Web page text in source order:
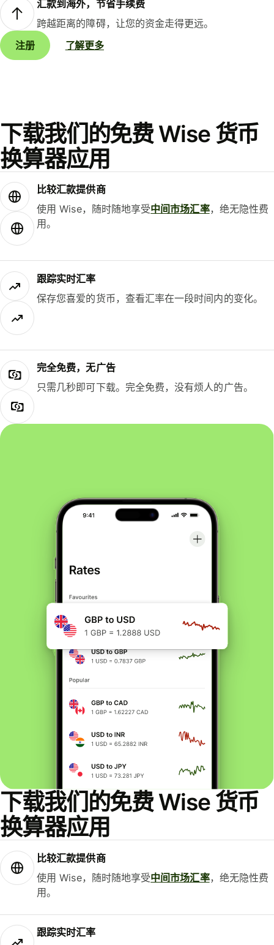
汇款到海外，节省手续费
跨越距离的障碍，让您的资金走得更远。
注册
了解更多
下载我们的免费 Wise 货币
换算器应用
比较汇款提供商
使用 Wise，随时随地享受中间市场汇率，绝无隐性费
用。
跟踪实时汇率
保存您喜爱的货币，查看汇率在一段时间内的变化。
完全免费，无广告
只需几秒即可下载。完全免费，没有烦人的广告。
下载我们的免费 Wise 货币
换算器应用
比较汇款提供商
使用 Wise，随时随地享受中间市场汇率，绝无隐性费
用。
跟踪实时汇率